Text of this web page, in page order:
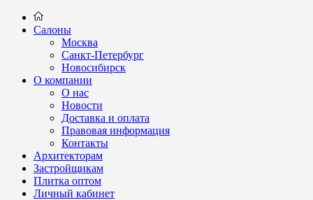
Салоны
Москва
Санкт-Петербург
Новосибирск
О компании
О нас
Новости
Доставка и оплата
Правовая информация
Контакты
Архитекторам
Застройщикам
Плитка оптом
Личный кабинет